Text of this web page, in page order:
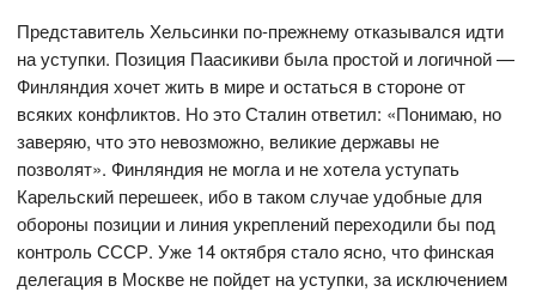
Представитель Хельсинки по-прежнему отказывался идти
на уступки. Позиция Паасикиви была простой и логичной —
Финляндия хочет жить в мире и остаться в стороне от
всяких конфликтов. Но это Сталин ответил: «Понимаю, но
заверяю, что это невозможно, великие державы не
позволят». Финляндия не могла и не хотела уступать
Карельский перешеек, ибо в таком случае удобные для
обороны позиции и линия укреплений переходили бы под
контроль СССР. Уже 14 октября стало ясно, что финская
делегация в Москве не пойдет на уступки, за исключением